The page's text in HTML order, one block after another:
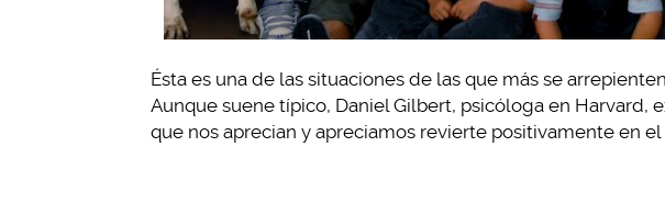
Ésta es una de las situaciones de las que más se
Aunque suene típico, Daniel Gilbert, psicóloga en Harvard,
que nos aprecian y apreciamos revierte positivamente en el